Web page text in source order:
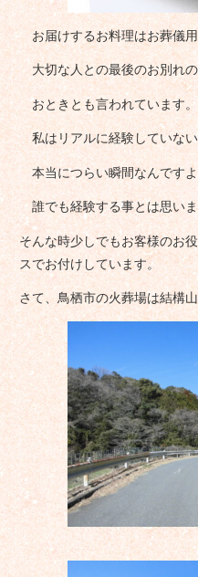
お届けするお料理はお葬儀用
大切な人との最後のお別れの
おときとも言われています。
私はリアルに経験していな
本当につらい瞬間なんです
誰でも経験する事とは思いま
そんな時少しでもお客様のお
スでお付けしています。
さて、鳥栖市の火葬場は結構